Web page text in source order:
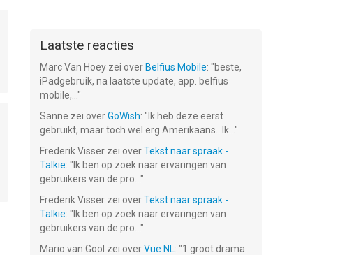
Laatste reacties
Marc Van Hoey zei over Belfius Mobile: "beste,
iPadgebruik, na laatste update, app. belfius
mobile,... "
Sanne zei overGoWish: " Ik heb deze eerst
gebruikt, maar toch wel erg Amerikaans.. Ik... "
Frederik Visser zei overTekst naar spraak -
Talkie: " Ik ben op zoek naar ervaringen van
gebruikers van de pro... "
Frederik Visser zei overTekst naar spraak -
Talkie: " Ik ben op zoek naar ervaringen van
gebruikers van de pro... "
Mario van Gool zei overVue NL: "1 groot drama.